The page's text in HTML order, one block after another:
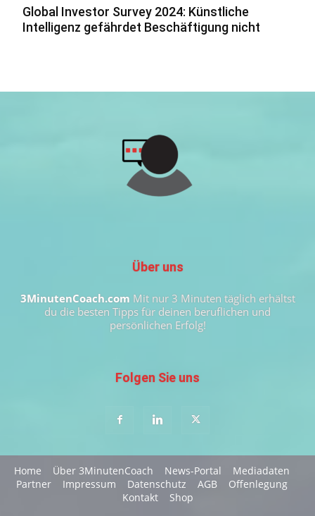
Global Investor Survey 2024: Künstliche
Intelligenz gefährdet Beschäftigung nicht
Über uns
3MinutenCoach.com Mit nur 3 Minuten täglich erhältst
du die besten Tipps für deinen beruflichen und
persönlichen Erfolg!
Folgen Sie uns
Home Über 3MinutenCoach News-Portal
Mediadaten
Partner
Impressum Datenschutz AGB
Offenlegung
Kontakt
Shop